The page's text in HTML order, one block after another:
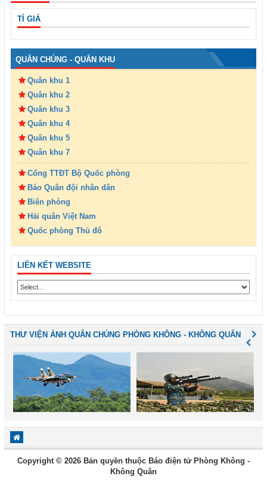
TỈ GIÁ
QUÂN CHỦNG - QUÂN KHU
Quân khu 1
Quân khu 2
Quân khu 3
Quân khu 4
Quân khu 5
Quân khu 7
Cổng TTĐT Bộ Quốc phòng
Báo Quân đội nhân dân
Biên phòng
Hải quân Việt Nam
Quốc phòng Thủ đô
LIÊN KẾT WEBSITE
THƯ VIỆN ẢNH QUÂN CHỦNG PHÒNG KHÔNG - KHÔNG QUÂN
Copyright © 2026 Bản quyền thuộc Báo điện tử Phòng Không -
Không Quân